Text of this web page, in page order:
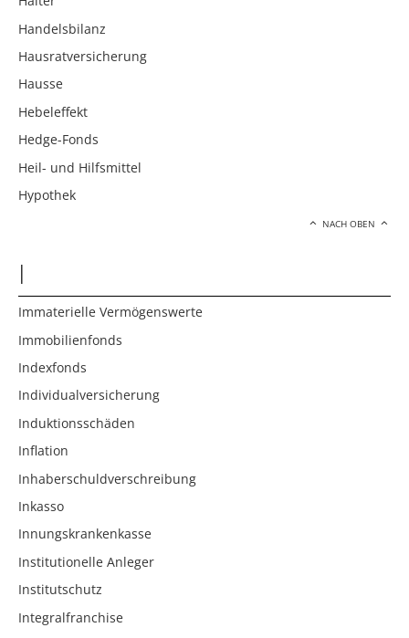
Handelsbilanz
Hausratversicherung
Hausse
Hebeleffekt
Hedge-Fonds
Heil- und Hilfsmittel
Hypothek
NACH OBEN
I
Immaterielle Vermögenswerte
Immobilienfonds
Indexfonds
Individualversicherung
Induktionsschäden
Inflation
Inhaberschuldverschreibung
Inkasso
Innungskrankenkasse
Institutionelle Anleger
Institutschutz
Integralfranchise